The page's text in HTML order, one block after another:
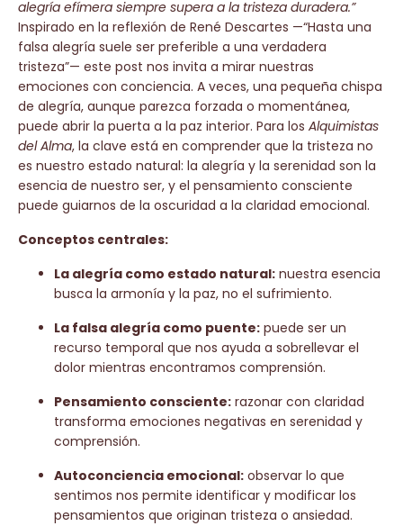
alegría efímera siempre supera a la tristeza duradera.”
Inspirado en la reflexión de René Descartes —“Hasta una
falsa alegría suele ser preferible a una verdadera
tristeza”— este post nos invita a mirar nuestras
emociones con conciencia. A veces, una pequeña chispa
de alegría, aunque parezca forzada o momentánea,
puede abrir la puerta a la paz interior. Para los Alquimistas
del Alma, la clave está en comprender que la tristeza no
es nuestro estado natural: la alegría y la serenidad son la
esencia de nuestro ser, y el pensamiento consciente
puede guiarnos de la oscuridad a la claridad emocional.
Conceptos centrales:
La alegría como estado natural: nuestra esencia
busca la armonía y la paz, no el sufrimiento.
La falsa alegría como puente: puede ser un
recurso temporal que nos ayuda a sobrellevar el
dolor mientras encontramos comprensión.
Pensamiento consciente: razonar con claridad
transforma emociones negativas en serenidad y
comprensión.
Autoconciencia emocional: observar lo que
sentimos nos permite identificar y modificar los
pensamientos que originan tristeza o ansiedad.